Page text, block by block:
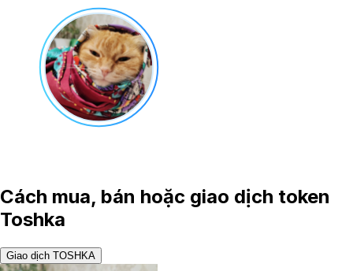
Cách mua, bán hoặc giao dịch token
Toshka
Giao dịch TOSHKA